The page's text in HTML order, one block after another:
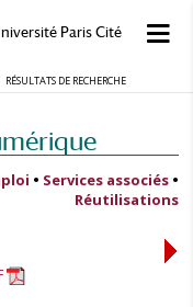
Paris Cité
RÉSULTATS DE RECHERCHE
• Services associés •
Réutilisations